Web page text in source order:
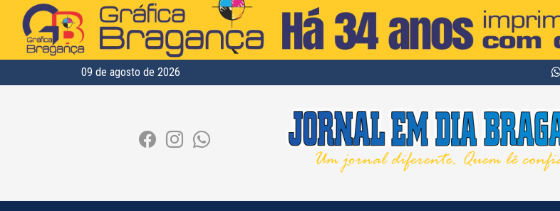
09 de agosto de 2026